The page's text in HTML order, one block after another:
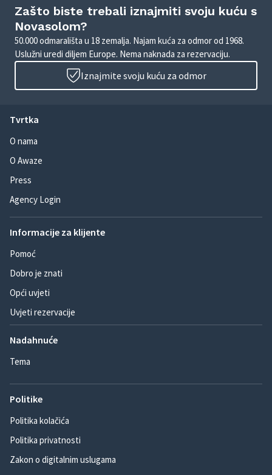
Zašto biste trebali iznajmiti svoju kuću s
Novasolom?
50.000 odmarališta u 18 zemalja. Najam kuća za odmor od 1968.
Uslužni uredi diljem Europe. Nema naknada za rezervaciju.
Iznajmite svoju kuću za odmor
Tvrtka
O nama
O Awaze
Press
Agency Login
Informacije za klijente
Pomoć
Dobro je znati
Opći uvjeti
Uvjeti rezervacije
Nadahnuće
Tema
Politike
Politika kolačića
Politika privatnosti
Zakon o digitalnim uslugama